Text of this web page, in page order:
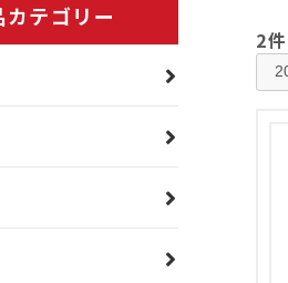
カテゴリー
2件